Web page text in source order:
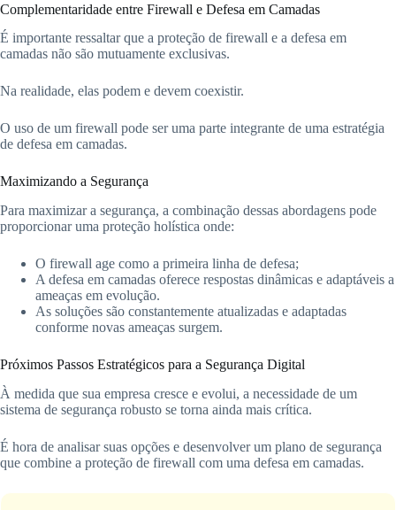
Complementaridade entre Firewall e Defesa em Camadas
É importante ressaltar que a proteção de firewall e a defesa em
camadas não são mutuamente exclusivas.
Na realidade, elas podem e devem coexistir.
O uso de um firewall pode ser uma parte integrante de uma estratégia
de defesa em camadas.
Maximizando a Segurança
Para maximizar a segurança, a combinação dessas abordagens pode
proporcionar uma proteção holística onde:
O firewall age como a primeira linha de defesa;
A defesa em camadas oferece respostas dinâmicas e adaptáveis a
ameaças em evolução.
As soluções são constantemente atualizadas e adaptadas
conforme novas ameaças surgem.
Próximos Passos Estratégicos para a Segurança Digital
À medida que sua empresa cresce e evolui, a necessidade de um
sistema de segurança robusto se torna ainda mais crítica.
É hora de analisar suas opções e desenvolver um plano de segurança
que combine a proteção de firewall com uma defesa em camadas.